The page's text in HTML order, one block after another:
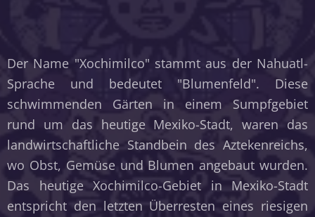
Der Name "Xochimilco" stammt aus der Nahuatl-
Sprache und bedeutet "Blumenfeld". Diese
schwimmenden Gärten in einem Sumpfgebiet
rund um das heutige Mexiko-Stadt, waren das
landwirtschaftliche Standbein des Aztekenreichs,
wo Obst, Gemüse und Blumen angebaut wurden.
Das heutige Xochimilco-Gebiet in Mexiko-Stadt
entspricht den letzten Überresten eines riesigen